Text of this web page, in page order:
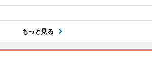
もっと見る